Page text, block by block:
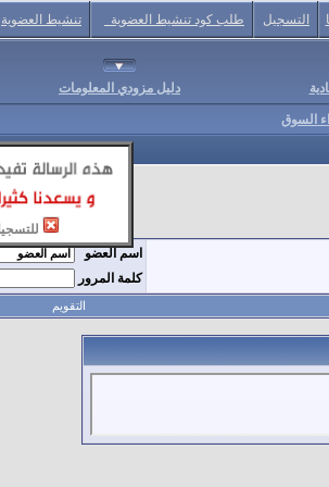
التسجيل طلب كود تنشيط العضوية تنشيط العضوية
دليل مزودي المعلومات
السوق
اسم العضو
كلمة المرور
التقويم